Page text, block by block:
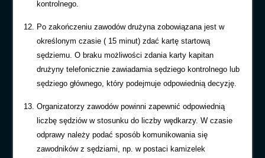
kontrolnego.
Po zakończeniu zawodów drużyna zobowiązana jest w
określonym czasie ( 15 minut) zdać kartę startową
sędziemu. O braku możliwości zdania karty kapitan
drużyny telefonicznie zawiadamia sędziego kontrolnego lub
sędziego głównego, który podejmuje odpowiednią decyzję.
Organizatorzy zawodów powinni zapewnić odpowiednią
liczbę sędziów w stosunku do liczby wędkarzy. W czasie
odprawy należy podać sposób komunikowania się
zawodników z sędziami, np. w postaci kamizelek